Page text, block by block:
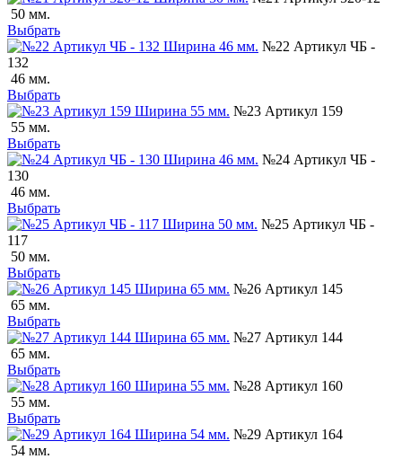
50 мм.
Выбрать
№22 Артикул ЧБ -
132
46 мм.
Выбрать
№23 Артикул 159
55 мм.
Выбрать
№24 Артикул ЧБ -
130
46 мм.
Выбрать
№25 Артикул ЧБ -
117
50 мм.
Выбрать
№26 Артикул 145
65 мм.
Выбрать
№27 Артикул 144
65 мм.
Выбрать
№28 Артикул 160
55 мм.
Выбрать
№29 Артикул 164
54 мм.